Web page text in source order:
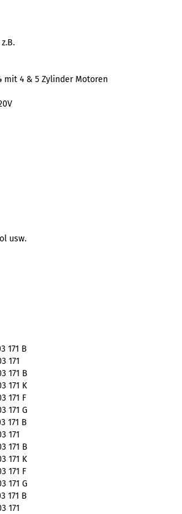
4 & 5 Zylinder Motoren
usw.
171 B
171
171 B
171 K
171 F
171 G
171 B
171
171 B
171 K
171 F
171 G
171 B
171